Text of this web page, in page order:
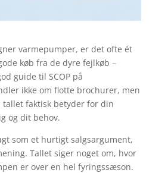
varmepumper, er det ofte ét
køb fra de dyre fejlkøb –
guide til SCOP på
ikke om flotte brochurer, men
tallet faktisk betyder for din
og dit behov.
som et hurtigt salgsargument,
Tallet siger noget om, hvor
er over en hel fyringssæson.